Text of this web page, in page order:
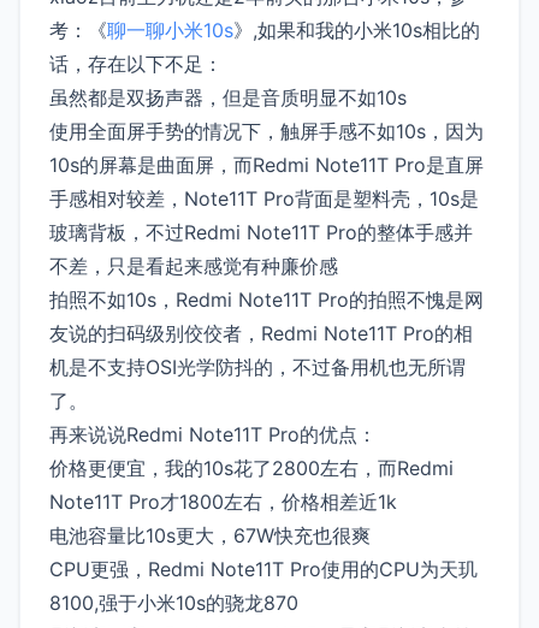
考：《聊一聊小米10s》,如果和我的小米10s相比的
话，存在以下不足：
虽然都是双扬声器，但是音质明显不如10s
使用全面屏手势的情况下，触屏手感不如10s，因为
10s的屏幕是曲面屏，而Redmi Note11T Pro是直屏
手感相对较差，Note11T Pro背面是塑料壳，10s是
玻璃背板，不过Redmi Note11T Pro的整体手感并
不差，只是看起来感觉有种廉价感
拍照不如10s，Redmi Note11T Pro的拍照不愧是网
友说的扫码级别佼佼者，Redmi Note11T Pro的相
机是不支持OSI光学防抖的，不过备用机也无所谓
了。
再来说说Redmi Note11T Pro的优点：
价格更便宜，我的10s花了2800左右，而Redmi
Note11T Pro才1800左右，价格相差近1k
电池容量比10s更大，67W快充也很爽
CPU更强，Redmi Note11T Pro使用的CPU为天玑
8100,强于小米10s的骁龙870